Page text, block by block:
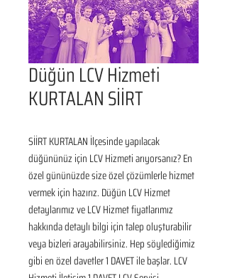
Düğün LCV Hizmeti
KURTALAN SİİRT
SİİRT KURTALAN İlçesinde yapılacak
düğününüz için LCV Hizmeti arıyorsanız? En
özel gününüzde size özel çözümlerle hizmet
vermek için hazırız. Düğün LCV Hizmet
detaylarımız ve LCV Hizmet fiyatlarımız
hakkında detaylı bilgi için talep oluşturabilir
veya bizleri arayabilirsiniz. Hep söylediğimiz
gibi en özel davetler 1 DAVET ile başlar. LCV